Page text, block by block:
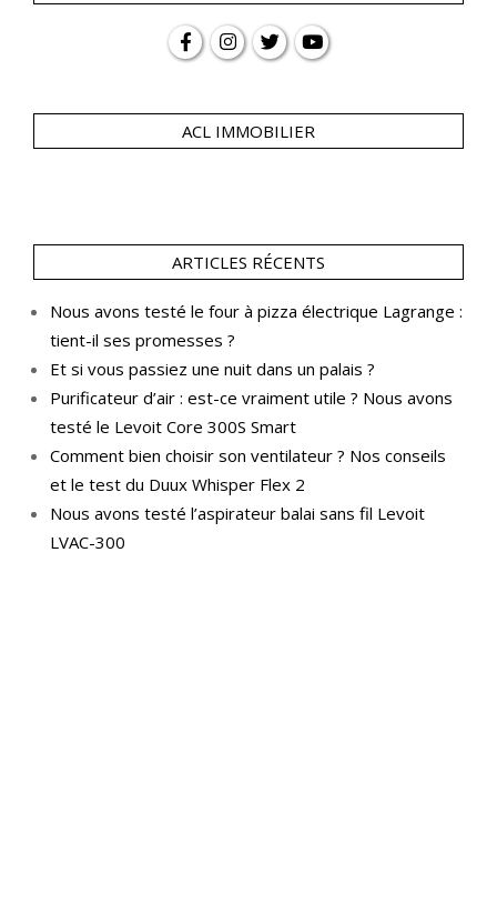
ACL IMMOBILIER
ARTICLES RÉCENTS
Nous avons testé le four à pizza électrique Lagrange :
tient-il ses promesses ?
Et si vous passiez une nuit dans un palais ?
Purificateur d’air : est-ce vraiment utile ? Nous avons
testé le Levoit Core 300S Smart
Comment bien choisir son ventilateur ? Nos conseils
et le test du Duux Whisper Flex 2
Nous avons testé l’aspirateur balai sans fil Levoit
LVAC-300